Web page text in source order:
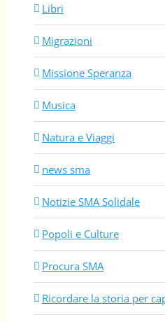
Libri
Migrazioni
Missione Speranza
Musica
Natura e Viaggi
news sma
Notizie SMA Solidale
Popoli e Culture
Procura SMA
Ricordare la storia per